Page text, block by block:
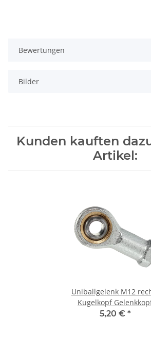
Bewertungen
Bilder
Kunden kauften
Artikel:
Uniballgelenk M12
Kugelkopf
Spurstangenkopf
5,20 € *